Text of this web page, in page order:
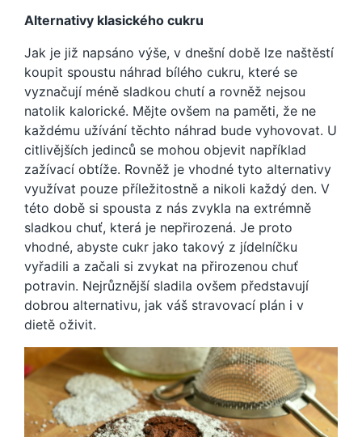
Alternativy klasického cukru
Jak je již napsáno výše, v dnešní době lze naštěstí
koupit spoustu náhrad bílého cukru, které se
vyznačují méně sladkou chutí a rovněž nejsou
natolik kalorické. Mějte ovšem na paměti, že ne
každému užívání těchto náhrad bude vyhovovat. U
citlivějších jedinců se mohou objevit například
zažívací obtíže. Rovněž je vhodné tyto alternativy
využívat pouze příležitostně a nikoli každý den. V
této době si spousta z nás zvykla na extrémně
sladkou chuť, která je nepřirozená. Je proto
vhodné, abyste cukr jako takový z jídelníčku
vyřadili a začali si zvykat na přirozenou chuť
potravin. Nejrůznější sladila ovšem představují
dobrou alternativu, jak váš stravovací plán i v
dietě oživit.